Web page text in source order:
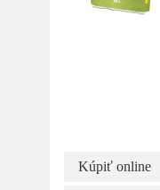
Kúpiť online